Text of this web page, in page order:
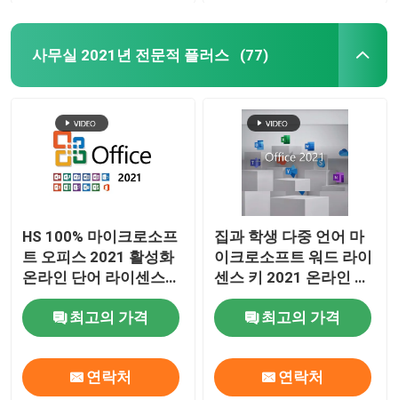
사무실 2021년 전문적 플러스 (77)
HS 100% 마이크로소프
트 오피스 2021 활성화
온라인 단어 라이센스
키
최고의 가격
연락처
집과 학생 다중 언어 마
이크로소프트 워드 라이
센스 키 2021 온라인 활
성화
최고의 가격
연락처